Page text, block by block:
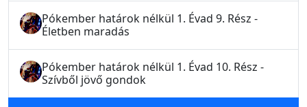
Pókember határok nélkül 1. Évad 9. Rész -
Életben maradás
Pókember határok nélkül 1. Évad 10. Rész -
Szívből jövő gondok